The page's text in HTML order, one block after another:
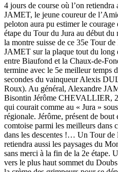
4 jours de course où l’on
JAMET, le jeune coureur de
peloton aura pu estimer le
étape du Tour du Jura au début
la montre suisse de ce 35e Tour
JAMET sur la plaque tout du long
entre Biaufond et la Chaux-de-
termine avec le 5e meilleur temps
secondes du vainqueur Alexis
Roux). Au général, Alexandre
Bisontin Jérôme CHEVALLIER,
qui courait comme au « Jura »
régionale. Jérôme, présent de
comtoise parmi les meilleurs dans
dans les descentes !… Un Tour
retiendra aussi les paysages du
sans merci à la fin de la 2e étape.
vers le plus haut sommet du